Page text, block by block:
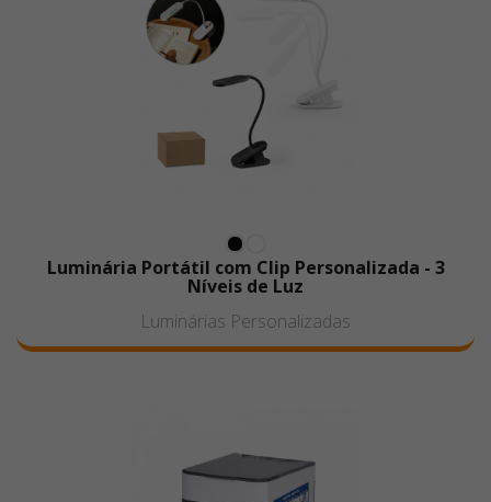
Luminária Portátil com Clip Personalizada - 3
Níveis de Luz
Luminárias Personalizadas